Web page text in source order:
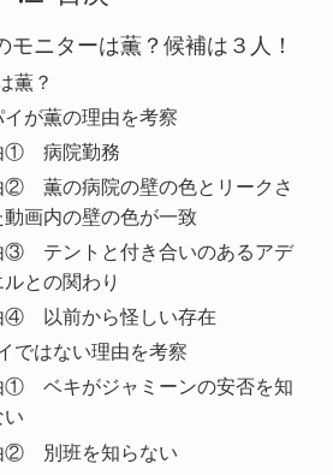
モニターは薫？候補は３人！
薫？
イが薫の理由を考察
① 病院勤務
② 薫の病院の壁の色とリークさ
動画内の壁の色が一致
③ テントと付き合いのあるアデ
ルとの関わり
④ 以前から怪しい存在
ではない理由を考察
① ベキがジャミーンの安否を知
い
② 別班を知らない